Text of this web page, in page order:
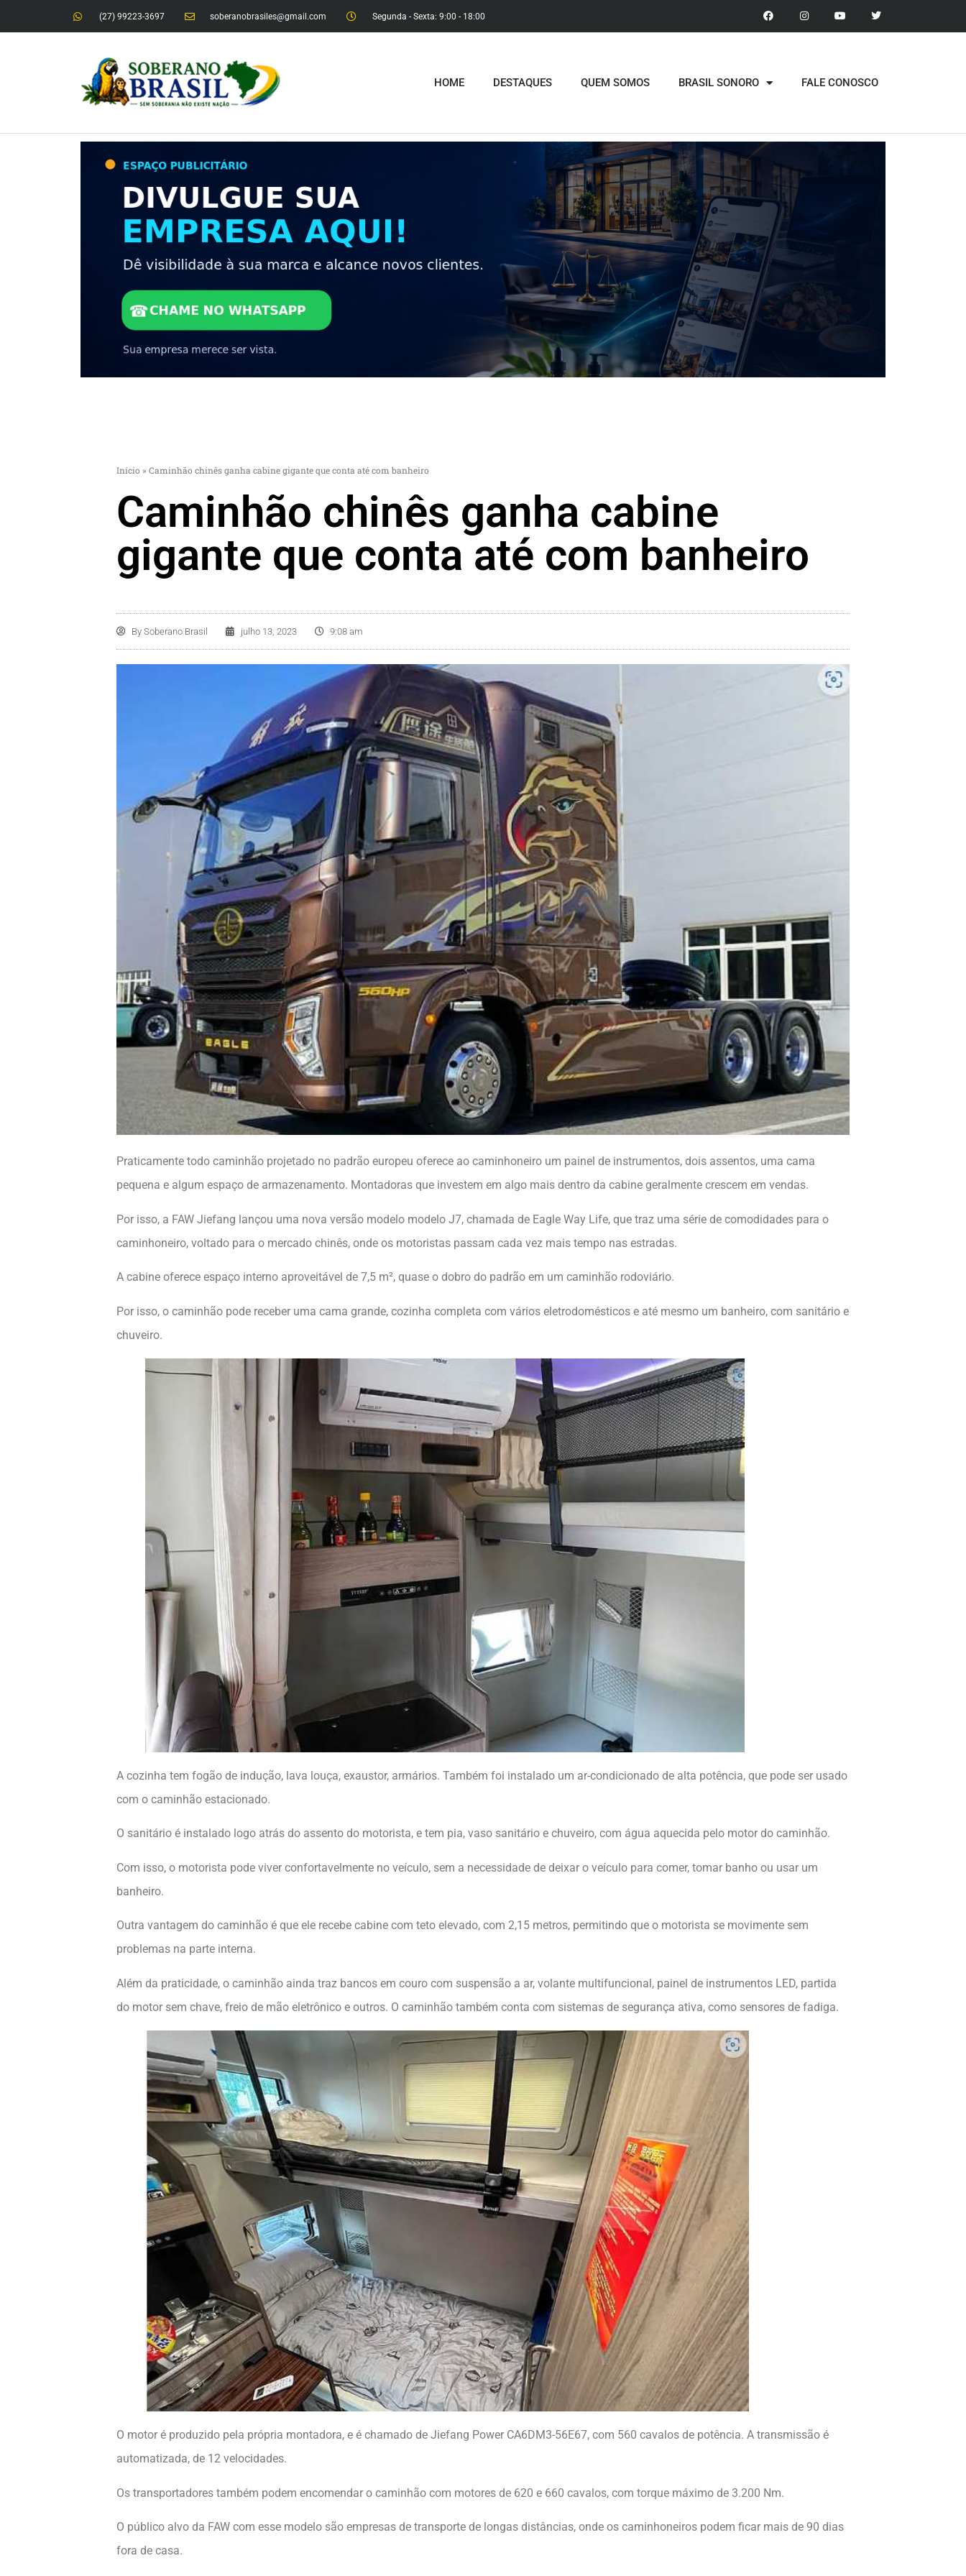
(27) 99223-3697 soberanobrasiles@gmail.com Segunda - Sexta: 9:00 - 18:00​
HOME DESTAQUES QUEM SOMOS BRASIL SONORO FALE CONOSCO
Início » Caminhão chinês ganha cabine gigante que conta até com banheiro
Caminhão chinês ganha cabine
gigante que conta até com banheiro
By Soberano Brasil julho 13, 2023 9:08 am
Praticamente todo caminhão projetado no padrão europeu oferece ao caminhoneiro um painel de instrumentos, dois assentos, uma cama
pequena e algum espaço de armazenamento. Montadoras que investem em algo mais dentro da cabine geralmente crescem em vendas.
Por isso, a FAW Jiefang lançou uma nova versão modelo modelo J7, chamada de Eagle Way Life, que traz uma série de comodidades para o
caminhoneiro, voltado para o mercado chinês, onde os motoristas passam cada vez mais tempo nas estradas.
A cabine oferece espaço interno aproveitável de 7,5 m², quase o dobro do padrão em um caminhão rodoviário.
Por isso, o caminhão pode receber uma cama grande, cozinha completa com vários eletrodomésticos e até mesmo um banheiro, com sanitário e
chuveiro.
A cozinha tem fogão de indução, lava louça, exaustor, armários. Também foi instalado um ar-condicionado de alta potência, que pode ser usado
com o caminhão estacionado.
O sanitário é instalado logo atrás do assento do motorista, e tem pia, vaso sanitário e chuveiro, com água aquecida pelo motor do caminhão.
Com isso, o motorista pode viver confortavelmente no veículo, sem a necessidade de deixar o veículo para comer, tomar banho ou usar um
banheiro.
Outra vantagem do caminhão é que ele recebe cabine com teto elevado, com 2,15 metros, permitindo que o motorista se movimente sem
problemas na parte interna.
Além da praticidade, o caminhão ainda traz bancos em couro com suspensão a ar, volante multifuncional, painel de instrumentos LED, partida
do motor sem chave, freio de mão eletrônico e outros. O caminhão também conta com sistemas de segurança ativa, como sensores de fadiga.
O motor é produzido pela própria montadora, e é chamado de Jiefang Power CA6DM3-56E67, com 560 cavalos de potência. A transmissão é
automatizada, de 12 velocidades.
Os transportadores também podem encomendar o caminhão com motores de 620 e 660 cavalos, com torque máximo de 3.200 Nm.
O público alvo da FAW com esse modelo são empresas de transporte de longas distâncias, onde os caminhoneiros podem ficar mais de 90 dias
fora de casa.